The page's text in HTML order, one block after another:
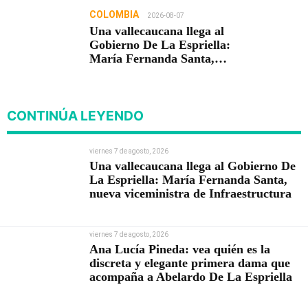
COLOMBIA 2026-08-07
Una vallecaucana llega al
Gobierno De La Espriella:
María Fernanda Santa,
CONTINÚA LEYENDO
viernes 7 de agosto, 2026
Una vallecaucana llega al Gobierno De
La Espriella: María Fernanda Santa,
nueva viceministra de Infraestructura
viernes 7 de agosto, 2026
Ana Lucía Pineda: vea quién es la
discreta y elegante primera dama que
acompaña a Abelardo De La Espriella